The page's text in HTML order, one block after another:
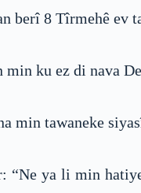
berî 8 Tîrmehê ev
ku ez di nava
min tawaneke
“Ne ya li min